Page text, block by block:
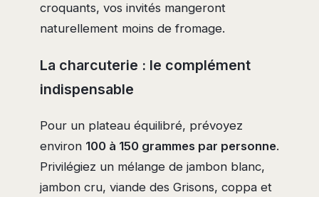
croquants, vos invités mangeront
naturellement moins de fromage.
La charcuterie : le complément
indispensable
Pour un plateau équilibré, prévoyez
environ 100 à 150 grammes par personne.
Privilégiez un mélange de jambon blanc,
jambon cru, viande des Grisons, coppa et